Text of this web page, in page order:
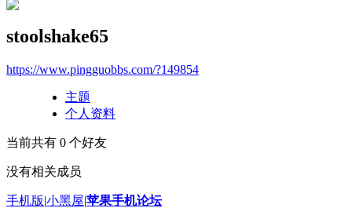
stoolshake65
https://www.pingguobbs.com/?149854
主题
个人资料
当前共有 0 个好友
没有相关成员
手机版|小黑屋|苹果手机论坛